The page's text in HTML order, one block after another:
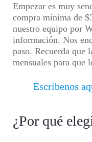
Empezar es muy
compra mínima de
nuestro equipo por
información. Nos
paso. Recuerda que
mensuales para que
Escríbenos
¿Por qué